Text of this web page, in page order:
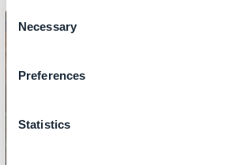
Consent
Selection
Necessary
Preferences
Statistics